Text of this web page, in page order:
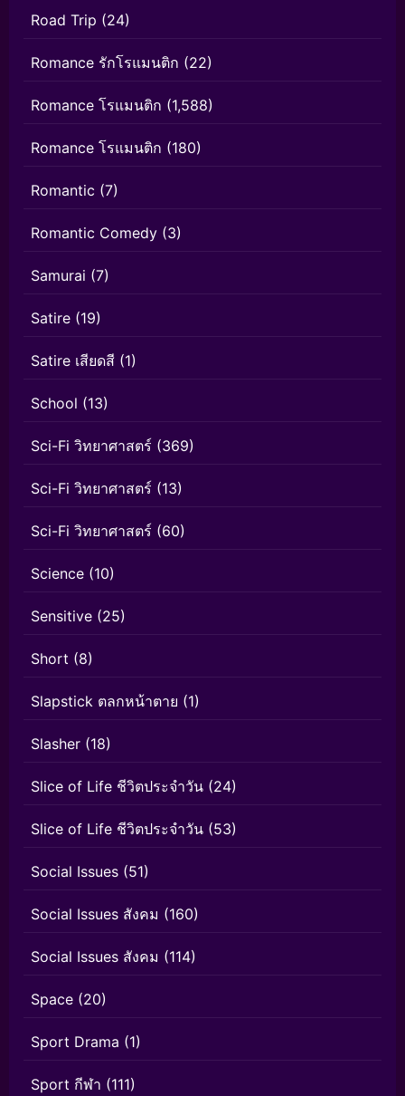
Road Trip (24)
Romance รักโรแมนติก (22)
Romance โรแมนติก (1,588)
Romance โรแมนติก (180)
Romantic (7)
Romantic Comedy (3)
Samurai (7)
Satire (19)
Satire เสียดสี (1)
School (13)
Sci-Fi วิทยาศาสตร์ (369)
Sci-Fi วิทยาศาสตร์ (13)
Sci-Fi วิทยาศาสตร์ (60)
Science (10)
Sensitive (25)
Short (8)
Slapstick ตลกหน้าตาย (1)
Slasher (18)
Slice of Life ชีวิตประจำวัน (24)
Slice of Life ชีวิตประจำวัน (53)
Social Issues (51)
Social Issues สังคม (160)
Social Issues สังคม (114)
Space (20)
Sport Drama (1)
Sport กีฬา (111)